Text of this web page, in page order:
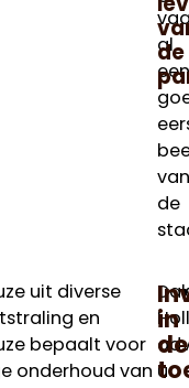
al
een
van
de
de
uit diverse
en
bepaalt voor
onderhoud van u
in
de